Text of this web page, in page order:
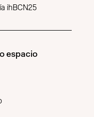
ihBCN25
espacio